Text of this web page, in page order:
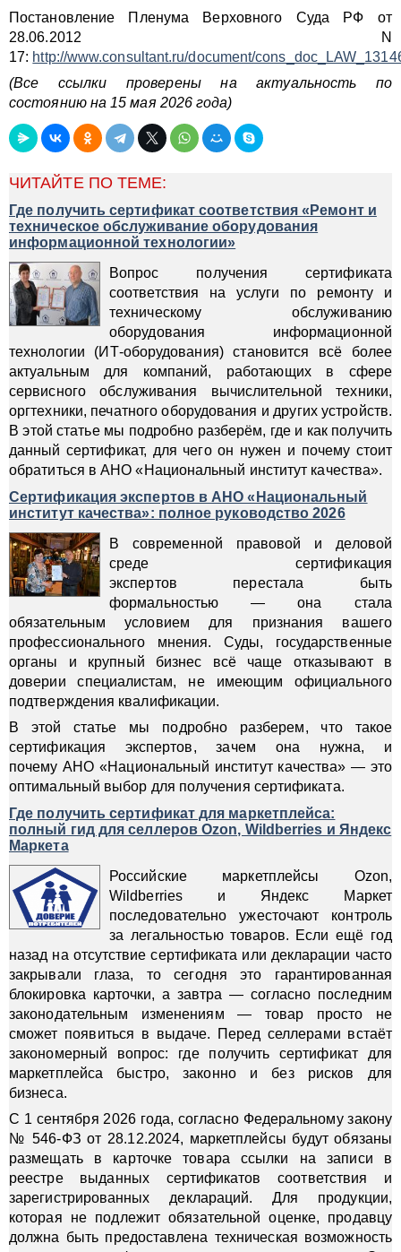
Постановление Пленума Верховного Суда РФ от
28.06.2012 N
17: http://www.consultant.ru/document/
(Все ссылки проверены на актуальность по
состоянию на 15 мая 2026 года)
ЧИТАЙТЕ ПО ТЕМЕ:
Где получить сертификат соответствия «Ремонт и
техническое обслуживание оборудования
информационной технологии»
Вопрос получения сертификата
соответствия на услуги по ремонту и
техническому обслуживанию
оборудования информационной
технологии (ИТ-оборудования) становится всё более
актуальным для компаний, работающих в сфере
сервисного обслуживания вычислительной техники,
оргтехники, печатного оборудования и других устройств.
В этой статье мы подробно разберём, где и как получить
данный сертификат, для чего он нужен и почему стоит
обратиться в АНО «Национальный институт качества».
Сертификация экспертов в АНО «Национальный
институт качества»: полное руководство 2026
В современной правовой и деловой
среде сертификация
экспертов перестала быть
формальностью — она стала
обязательным условием для признания вашего
профессионального мнения. Суды, государственные
органы и крупный бизнес всё чаще отказывают в
доверии специалистам, не имеющим официального
подтверждения квалификации.
В этой статье мы подробно разберем, что такое
сертификация экспертов, зачем она нужна, и
почему АНО «Национальный институт качества» — это
оптимальный выбор для получения сертификата.
Где получить сертификат для маркетплейса:
полный гид для селлеров Ozon, Wildberries и Яндекс
Маркета
Российские маркетплейсы Ozon,
Wildberries и Яндекс Маркет
последовательно ужесточают контроль
за легальностью товаров. Если ещё год
назад на отсутствие сертификата или декларации часто
закрывали глаза, то сегодня это гарантированная
блокировка карточки, а завтра — согласно последним
законодательным изменениям — товар просто не
сможет появиться в выдаче. Перед селлерами встаёт
закономерный вопрос: где получить сертификат для
маркетплейса быстро, законно и без рисков для
бизнеса.
С 1 сентября 2026 года, согласно Федеральному закону
№ 546-ФЗ от 28.12.2024, маркетплейсы будут обязаны
размещать в карточке товара ссылки на записи в
реестре выданных сертификатов соответствия и
зарегистрированных деклараций. Для продукции,
которая не подлежит обязательной оценке, продавцу
должна быть предоставлена техническая возможность